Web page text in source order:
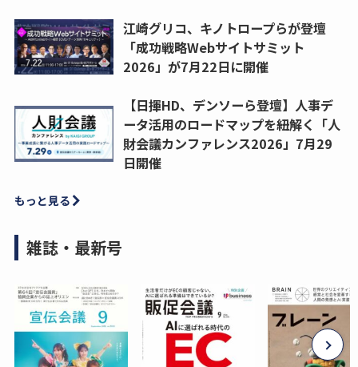
江崎グリコ、キノトロープらが登壇
「成功戦略Webサイトサミット
2026」が7月22日に開催
【日揮HD、デンソーら登壇】人事デ
ータ活用のロードマップを紐解く「人
財会議カンファレンス2026」7月29
日開催
もっと見る
雑誌・最新号